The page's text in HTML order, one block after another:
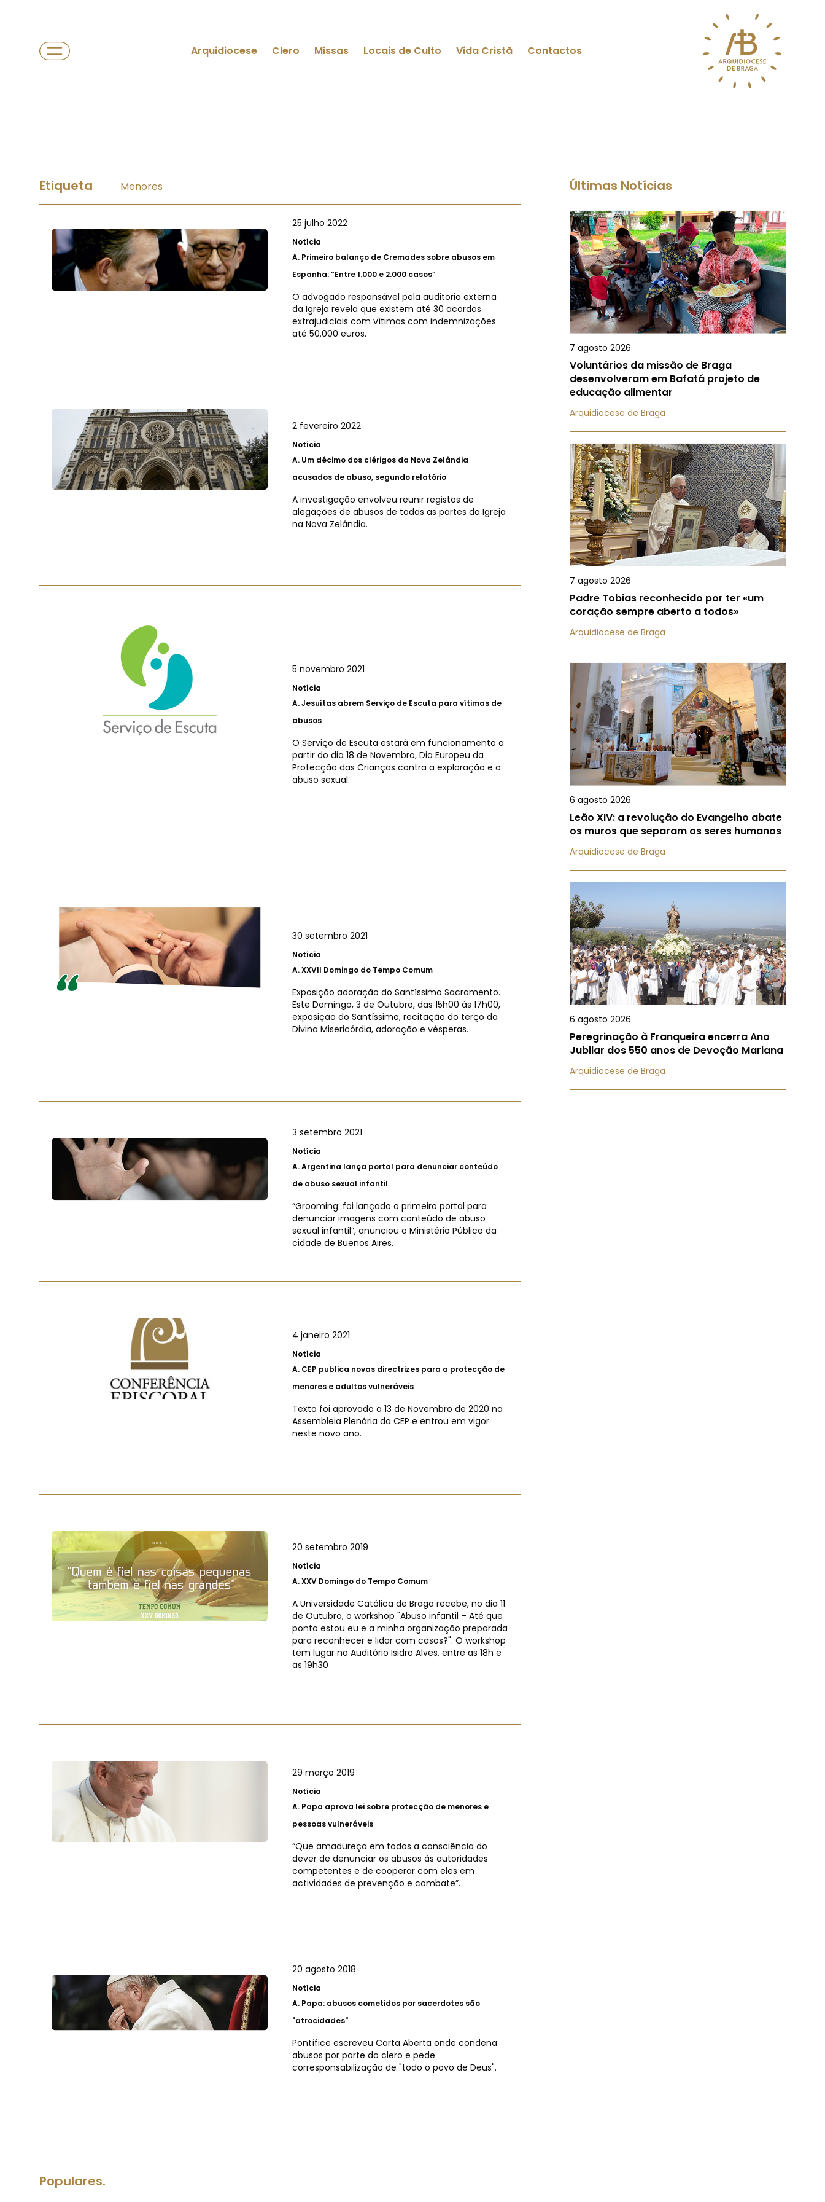
Arquidiocese Clero Missas Locais de Culto Vida Cristã Contactos
Etiqueta Menores
25 julho 2022
Notícia
A. Primeiro balanço de Cremades sobre abusos em
Espanha: “Entre 1.000 e 2.000 casos”
O advogado responsável pela auditoria externa
da Igreja revela que existem até 30 acordos
extrajudiciais com vítimas com indemnizações
até 50.000 euros.
2 fevereiro 2022
Notícia
A. Um décimo dos clérigos da Nova Zelândia
acusados ​​de abuso, segundo relatório
A investigação envolveu reunir registos de
alegações de abusos de todas as partes da Igreja
na Nova Zelândia.
5 novembro 2021
Notícia
A.Jesuítas abrem Serviço de Escuta para vítimas de
abusos
O Serviço de Escuta estará em funcionamento a
partir do dia 18 de Novembro, Dia Europeu da
Protecção das Crianças contra a exploração e o
abuso sexual.
30 setembro 2021
Notícia
A.XXVII Domingo do Tempo Comum
Exposição adoração do Santíssimo Sacramento.
Este Domingo, 3 de Outubro, das 15h00 às 17h00,
exposição do Santíssimo, recitação do terço da
Divina Misericórdia, adoração e vésperas.
3 setembro 2021
Notícia
A.Argentina lança portal para denunciar conteúdo
de abuso sexual infantil
“Grooming: foi lançado o primeiro portal para
denunciar imagens com conteúdo de abuso
sexual infantil”, anunciou o Ministério Público da
cidade de Buenos Aires.
4 janeiro 2021
Notícia
A. CEP publica novas directrizes para a protecção de
menores e adultos vulneráveis
Texto foi aprovado a 13 de Novembro de 2020 na
Assembleia Plenária da CEP e entrou em vigor
neste novo ano.
20 setembro 2019
Notícia
A.XXV Domingo do Tempo Comum
A Universidade Católica de Braga recebe, no dia 11
de Outubro, o workshop "Abuso infantil – Até que
ponto estou eu e a minha organização preparada
para reconhecer e lidar com casos?". O workshop
tem lugar no Auditório Isidro Alves, entre as 18h e
as 19h30
29 março 2019
Notícia
A. Papa aprova lei sobre protecção de menores e
pessoas vulneráveis
“Que amadureça em todos a consciência do
dever de denunciar os abusos às autoridades
competentes e de cooperar com eles em
actividades de prevenção e combate”.
20 agosto 2018
Notícia
A. Papa: abusos cometidos por sacerdotes são
"atrocidades"
Pontífice escreveu Carta Aberta onde condena
abusos por parte do clero e pede
corresponsabilização de "todo o povo de Deus".
Últimas Notícias
7 agosto 2026
Voluntários da missão de Braga
desenvolveram em Bafatá projeto de
educação alimentar
Arquidiocese de Braga
7 agosto 2026
Padre Tobias reconhecido por ter «um
coração sempre aberto a todos»
Arquidiocese de Braga
6 agosto 2026
Leão XIV: a revolução do Evangelho abate
os muros que separam os seres humanos
Arquidiocese de Braga
6 agosto 2026
Peregrinação à Franqueira encerra Ano
Jubilar dos 550 anos de Devoção Mariana
Arquidiocese de Braga
Populares.